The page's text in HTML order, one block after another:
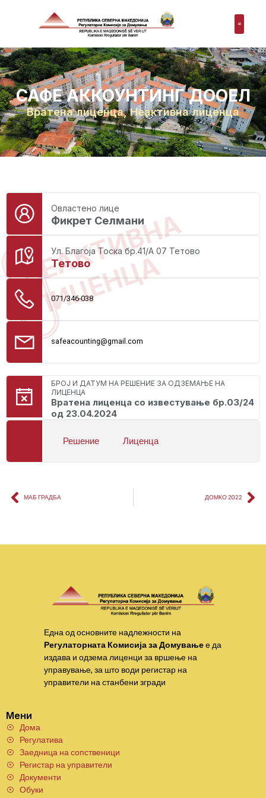
САФЕ АККОУНТИНГ ДООЕЛ
Вратена лиценца,Неактивна лиценца
Овластено лице
Фикрет Селмани
Ул. Благоја Тоска бр.41/А 07 Тетово
Тетово
071/346-038
safeacounting@gmail.com
БРОЈ И ДАТУМ НА РЕШЕНИЕ ЗА ОДЗЕМАЊЕ НА
ЛИЦЕНЦА
Вратена лиценца со известување бр.03/24
од 23.04.2024
Решение Лиценца
НЕАКТИВНА
ЛИЦЕНЦА
МАБ ГРАДБА ДОМКО 2022
Една од основните надлежности на
Регулаторната Комисија за Домувањее да
издава и одзема лиценци за вршење на
управување, за што води регистар на
управители на станбени згради
Мени
Дома
Регулатива
Заедница на сопственици
Регистар на управители
Документи
Обуки